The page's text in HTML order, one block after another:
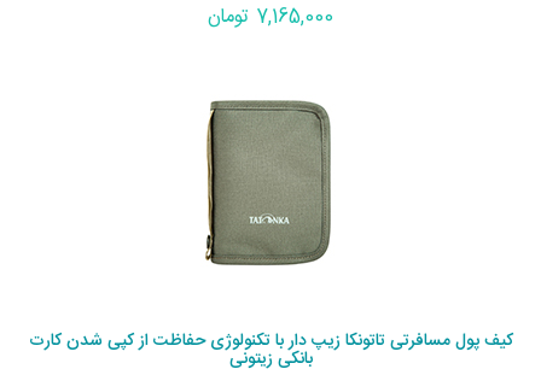
7,165,000 تومان
کیف پول مسافرتی تاتونکا زیپ دار با تکنولوژی حفاظت از کپی شدن کارت
بانکی زیتونی